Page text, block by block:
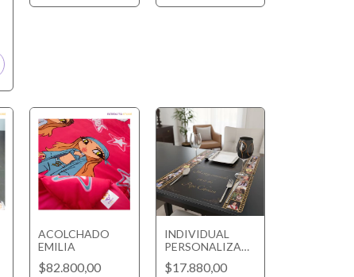
ACOLCHADO
EMILIA
$82.800,00
INDIVIDUAL
PERSONALIZADO
RECTANGULAR
$17.880,00